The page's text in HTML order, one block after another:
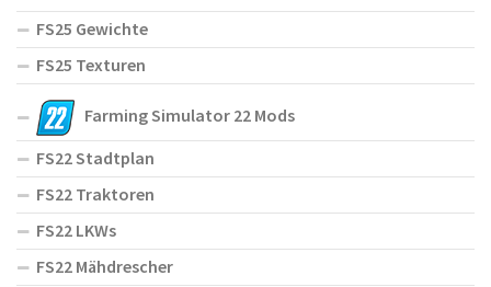
FS25 Gewichte
FS25 Texturen
Farming Simulator 22 Mods
FS22 Stadtplan
FS22 Traktoren
FS22 LKWs
FS22 Mähdrescher